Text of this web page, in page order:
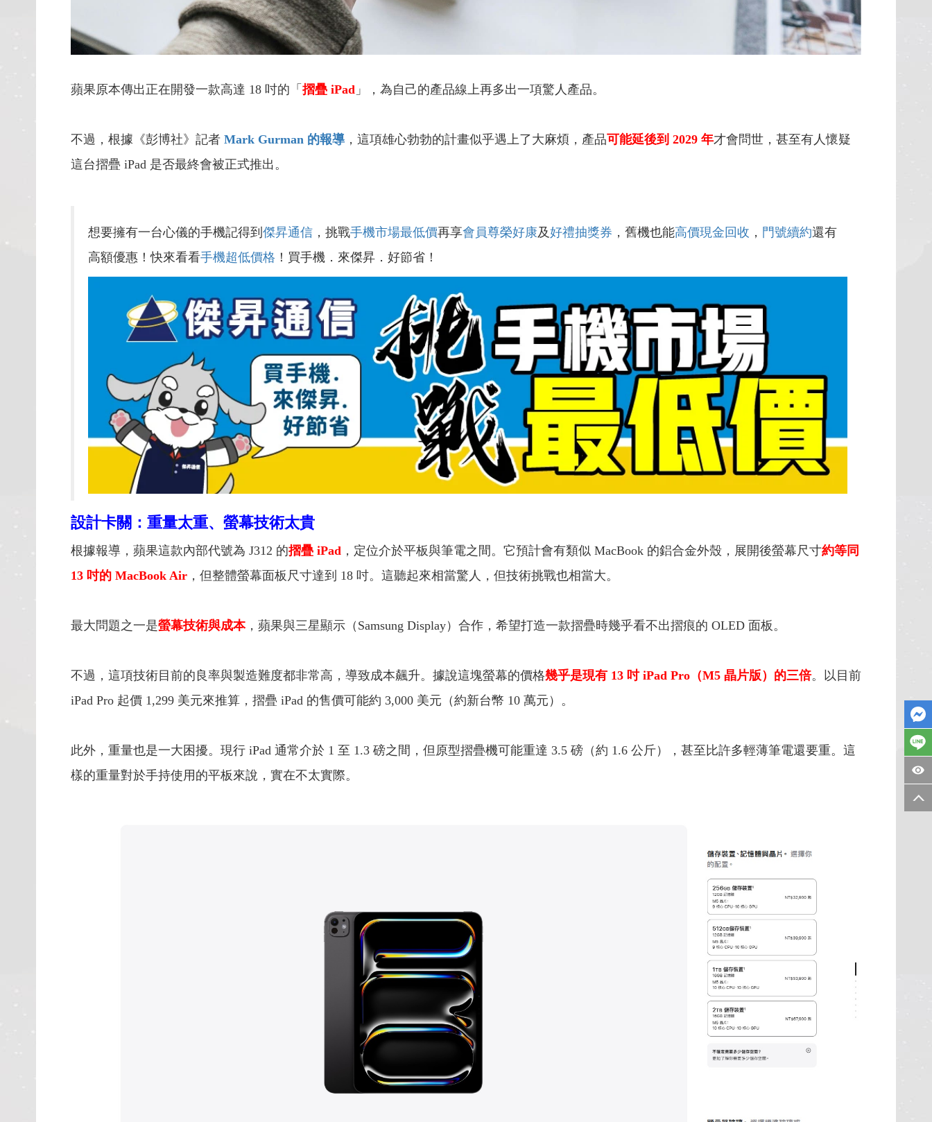
蘋果原本傳出正在開發一款高達 18 吋的「 摺疊 iPad 」，為自己的產品線上再多出一項驚人產品。
不過，根據《彭博社》記者 Mark Gurman 的報導 ，這項雄心勃勃的計畫似乎遇上了大麻煩，產品可能延後到 2029 年才會問世，甚至有人懷疑
這台摺疊 iPad 是否最終會被正式推出。
想要擁有一台心儀的手機記得到 傑昇通信 ，挑戰手機市場最低價再享會員尊榮好康及好禮抽獎券 ，舊機也能高價現金回收 ， 門號續約還有
高額優惠！快來看看手機超低價格 ！買手機．來傑昇．好節省！
設計卡關：重量太重、螢幕技術太貴
根據報導，蘋果這款內部代號為 J312 的摺疊 iPad ，定位介於平板與筆電之間。它預計會有類似 MacBook 的鋁合金外殼，展開後螢幕尺寸約等同
13 吋的 MacBook Air ，但整體螢幕面板尺寸達到 18 吋。這聽起來相當驚人，但技術挑戰也相當大。
最大問題之一是螢幕技術與成本，蘋果與三星顯示（Samsung Display）合作，希望打造一款摺疊時幾乎看不出摺痕的 OLED 面板。
不過，這項技術目前的良率與製造難度都非常高，導致成本飆升。據說這塊螢幕的價格幾乎是現有 13 吋 iPad Pro（M5 晶片版）的三倍。以目前
iPad Pro 起價 1,299 美元來推算，摺疊 iPad 的售價可能約 3,000 美元（約新台幣 10 萬元）。
此外，重量也是一大困擾。現行 iPad 通常介於 1 至 1.3 磅之間，但原型摺疊機可能重達 3.5 磅（約 1.6 公斤），甚至比許多輕薄筆電還要重。這
樣的重量對於手持使用的平板來說，實在不太實際。